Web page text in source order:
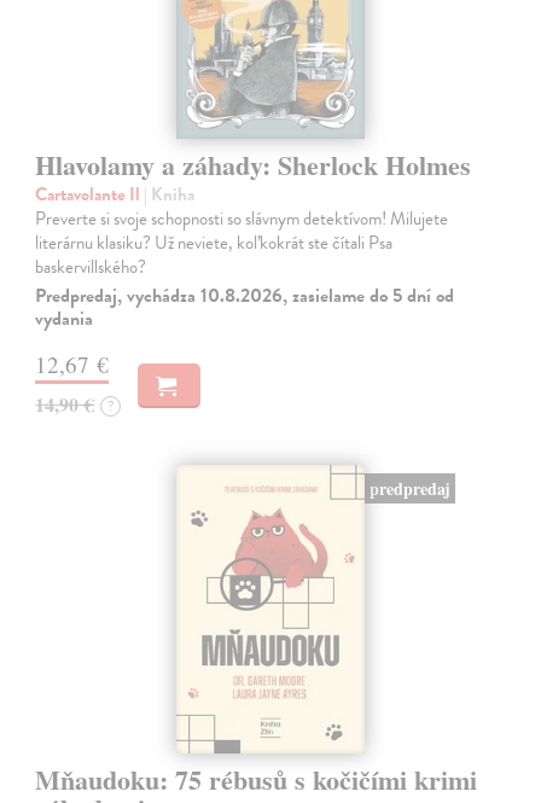
Hlavolamy a záhady: Sherlock Holmes
Cartavolante Il | Kniha
Preverte si svoje schopnosti so slávnym detektívom! Milujete
literárnu klasiku? Už neviete, koľkokrát ste čítali Psa
baskervillského?
Predpredaj, vychádza 10.8.2026, zasielame do 5 dní od
vydania
12,67 €
14,90 € ?
predpredaj
Mňaudoku: 75 rébusů s kočičími krimi